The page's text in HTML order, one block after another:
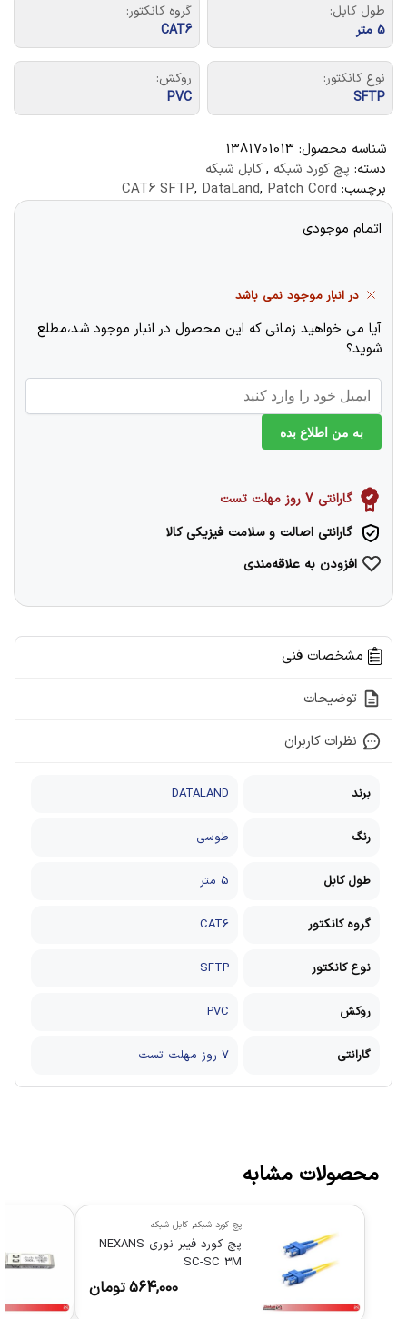
طول کابل:
5 متر
گروه کانکتور:
CAT6
نوع کانکتور:
SFTP
روکش:
PVC
شناسه محصول: 1381701013
دسته: پچ کورد شبکه ,کابل شبکه
برچسب:
CAT6 SFTP, DataLand, Patch Cord
اتمام موجودی
در انبار موجود نمی باشد
آیا می خواهید زمانی که این محصول در انبار موجود شد،مطلع
شوید؟
به من اطلاع بده
گارانتی 7 روز مهلت تست
گارانتی اصالت و سلامت فیزیکی کالا
افزودن به علاقه‌مندی
مشخصات فنی
توضیحات
نظرات کاربران
برند DATALAND
رنگ طوسی
طول کابل 5 متر
گروه کانکتور CAT6
نوع کانکتور SFTP
روکش PVC
گارانتی 7 روز مهلت تست
محصولات مشابه
پچ کورد شبکه, کابل شبکه
پچ کورد فیبر نوری NEXANS
SC-SC 3M
564,000تومان